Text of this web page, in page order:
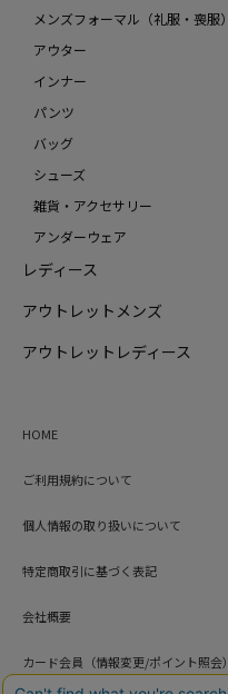
メンズフォーマル（礼服・喪服）
アウター
インナー
パンツ
バッグ
シューズ
雑貨・アクセサリー
アンダーウェア
レディース
アウトレットメンズ
アウトレットレディース
HOME
ご利用規約について
個人情報の取り扱いについて
特定商取引に基づく表記
会社概要
カード会員（情報変更/ポイント照会）